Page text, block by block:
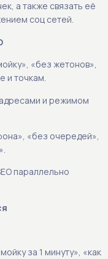
а также связать её
соц сетей.
«без жетонов»,
и точкам.
и режимом
«без очередей»,
параллельно
за 1 минуту», «как